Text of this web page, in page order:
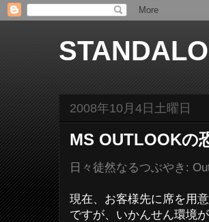
2008年10月4日土曜日
MS OUTLOOKの
日々徒然なるつぶやき:
現在、お客様先に席を用
ですが、いかんせん環境